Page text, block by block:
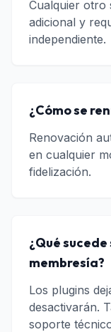
Cualquier otro
adicional y
independiente.
¿Cómo se
Renovación
en cualquier
fidelización.
¿Qué
membresía?
Los plugins
desactivarán.
soporte